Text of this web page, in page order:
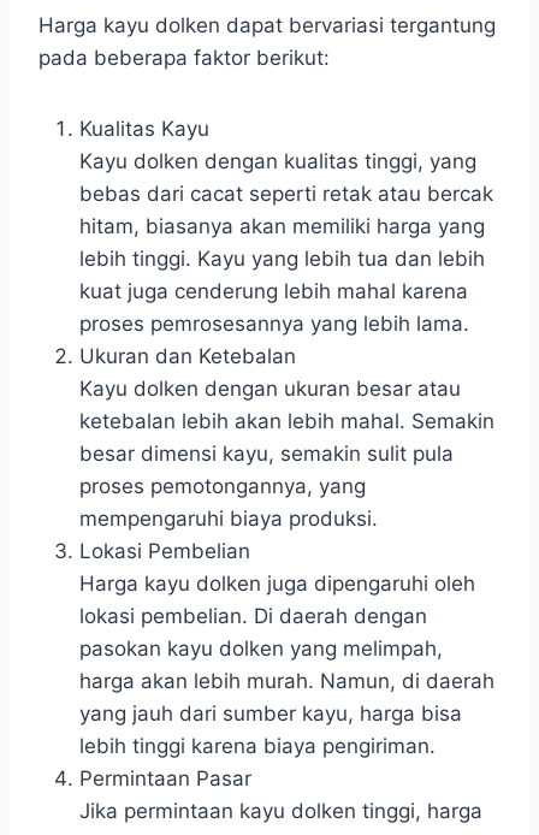
Harga kayu dolken dapat bervariasi tergantung
pada beberapa faktor berikut:
Kualitas Kayu
Kayu dolken dengan kualitas tinggi, yang
bebas dari cacat seperti retak atau bercak
hitam, biasanya akan memiliki harga yang
lebih tinggi. Kayu yang lebih tua dan lebih
kuat juga cenderung lebih mahal karena
proses pemrosesannya yang lebih lama.
Ukuran dan Ketebalan
Kayu dolken dengan ukuran besar atau
ketebalan lebih akan lebih mahal. Semakin
besar dimensi kayu, semakin sulit pula
proses pemotongannya, yang
mempengaruhi biaya produksi.
Lokasi Pembelian
Harga kayu dolken juga dipengaruhi oleh
lokasi pembelian. Di daerah dengan
pasokan kayu dolken yang melimpah,
harga akan lebih murah. Namun, di daerah
yang jauh dari sumber kayu, harga bisa
lebih tinggi karena biaya pengiriman.
Permintaan Pasar
Jika permintaan kayu dolken tinggi, harga